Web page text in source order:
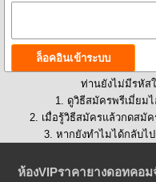
ท่านยังไม่มีรหัส
1. ดูวิธีสมัครพรีเมี่ยม
2. เมื่อรู้วิธีสมัครแล้วกดสมั
3. หากยังทำไมได้กลับไ
ห้องVIPราคายางดอทคอ